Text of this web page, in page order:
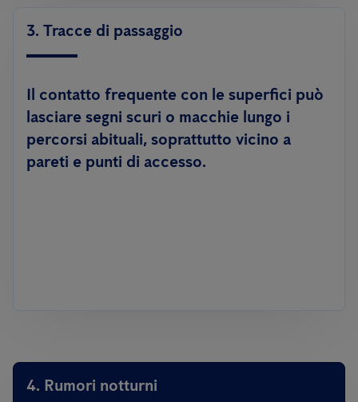
3. Tracce di passaggio
Il contatto frequente con le superfici può
lasciare segni scuri o macchie lungo i
percorsi abituali, soprattutto vicino a
pareti e punti di accesso.
4. Rumori notturni